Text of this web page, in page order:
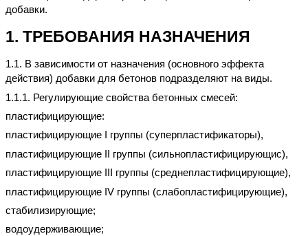
добавки.
1. ТРЕБОВАНИЯ НАЗНАЧЕНИЯ
1.1. В зависимости от назначения (основного эффекта
действия) добавки для бетонов подразделяют на виды.
1.1.1. Регулирующие свойства бетонных смесей:
пластифицирующие:
пластифицирующие I группы (суперпластификаторы),
пластифицирующие II группы (сильнопластифицирующис),
пластифицирующие III группы (среднепластифицирующие),
пластифицирующие IV группы (слабопластифицирующие),
стабилизирующие;
водоудерживающие;